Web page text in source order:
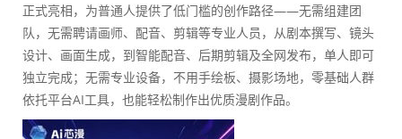
正式亮相，为普通人提供了低门槛的创作路径——无需组建团
队，无需聘请画师、配音、剪辑等专业人员，从剧本撰写、镜头
设计、画面生成，到智能配音、后期剪辑及全网发布，单人即可
独立完成；无需专业设备，不用手绘板、摄影场地，零基础人群
依托平台AI工具，也能轻松制作出优质漫剧作品。